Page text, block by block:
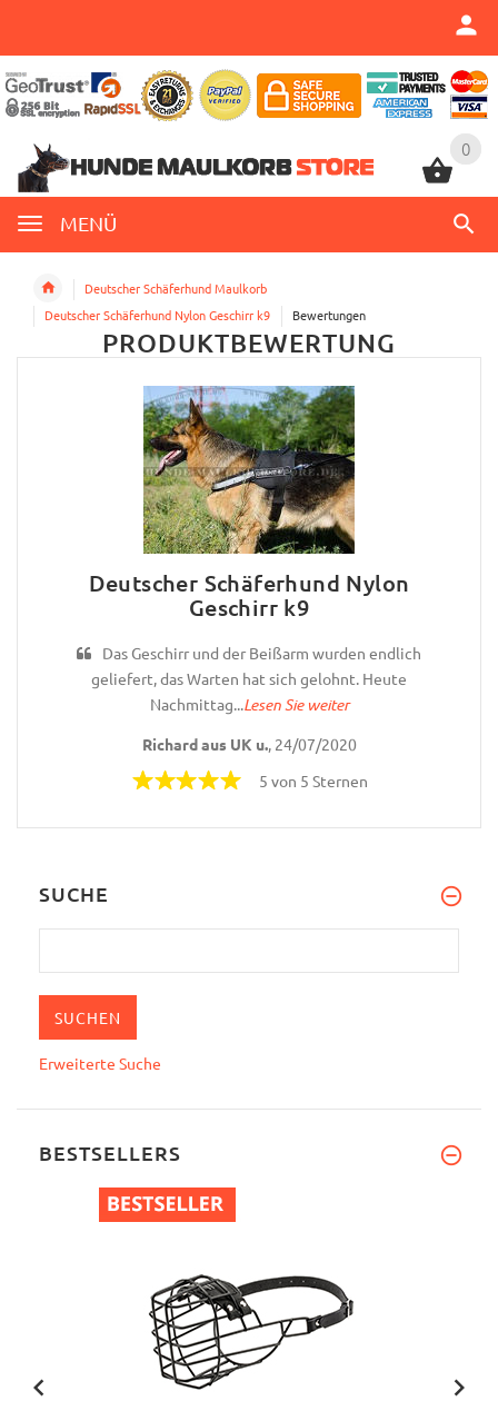
0
MENÜ
0
Deutscher Schäferhund Maulkorb
Deutscher Schäferhund Nylon Geschirr k9
Bewertungen
PRODUKTBEWERTUNG
Deutscher Schäferhund Nylon
Geschirr k9
Das Geschirr und der Beißarm wurden endlich
geliefert, das Warten hat sich gelohnt. Heute
Nachmittag...Lesen Sie weiter
Richard aus UK u., 24/07/2020
5 von 5 Sternen
SUCHE
Erweiterte Suche
BESTSELLERS